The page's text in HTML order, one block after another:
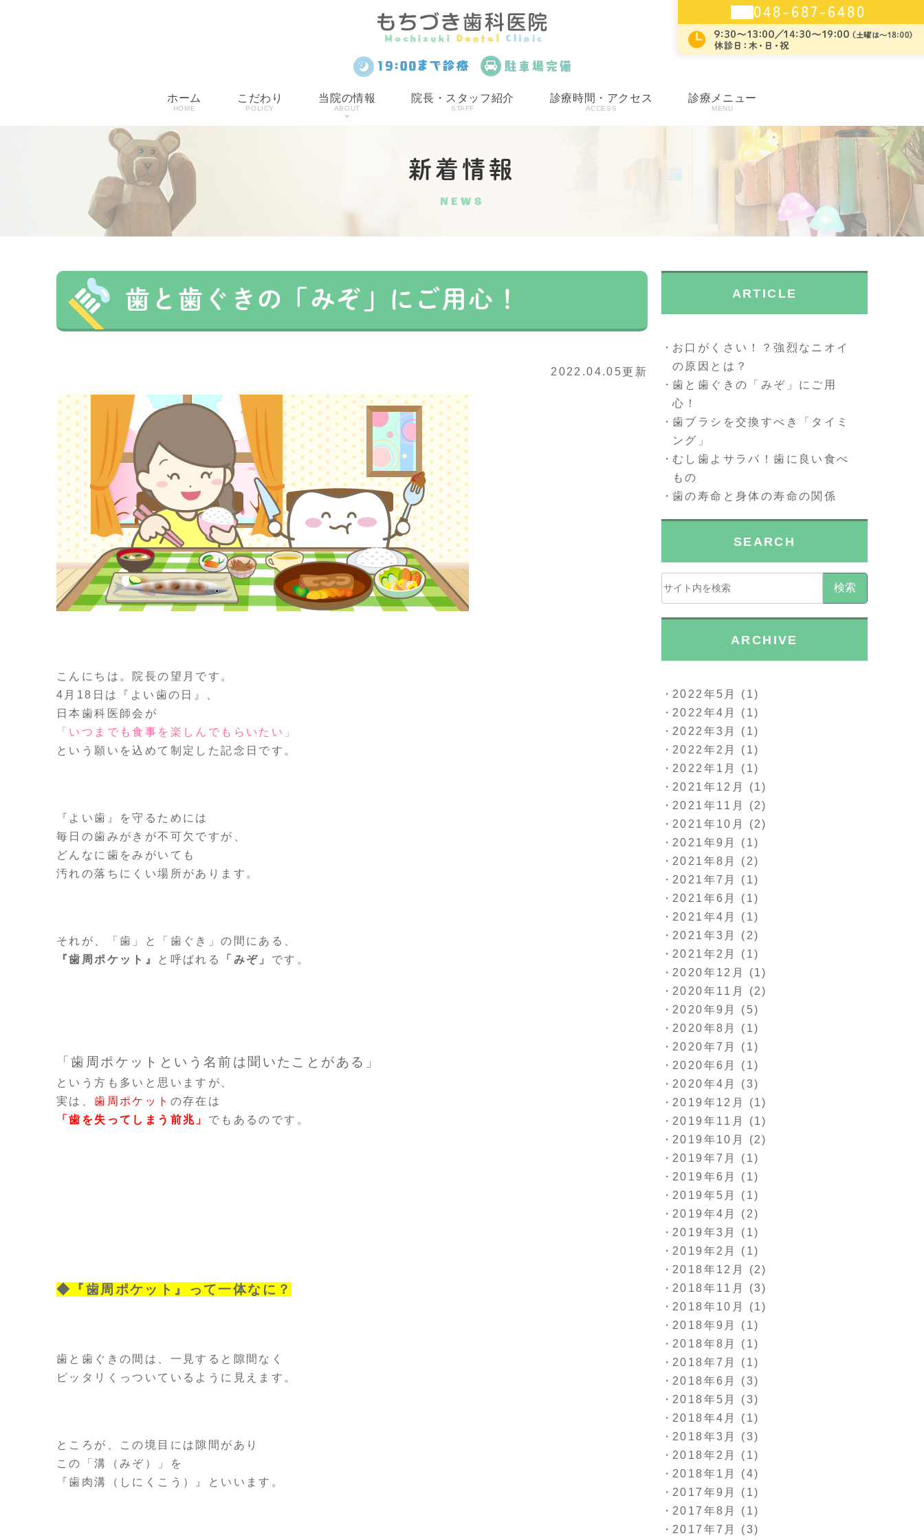
ホーム
HOME
こだわり
POLICY
当院の情報
ABOUT
院長・スタッフ紹介
STAFF
診療時間・アクセス
ACCESS
診療メニュー
MENU
新着情報
NEWS
歯と歯ぐきの「みぞ」にご用心！
2022.04.05更新
こんにちは。院長の望月です。
4月18日は『よい歯の日』、
日本歯科医師会が
「いつまでも食事を楽しんでもらいたい」
という願いを込めて制定した記念日です。
『よい歯』を守るためには
毎日の歯みがきが不可欠ですが、
どんなに歯をみがいても
汚れの落ちにくい場所があります。
それが、「歯」と「歯ぐき」の間にある、
『歯周ポケット』
と呼ばれる 「みぞ」 です。
「歯周ポケットという名前は聞いたことがある」
という方も多いと思いますが、
実は、歯周ポケット の存在は
「歯を失ってしまう前兆」 でもあるのです。
◆『歯周ポケット』って一体なに？
歯と歯ぐきの間は、一見すると隙間なく
ピッタリくっついているように見えます。
ところが、この境目には隙間があり
この「溝（みぞ）」を
『歯肉溝（しにくこう）』といいます。
ARTICLE
お口がくさい！？強烈なニオイ
の原因とは？
歯と歯ぐきの「みぞ」にご用
心！
歯ブラシを交換すべき「タイミ
ング」
むし歯よサラバ！歯に良い食べ
もの
歯の寿命と身体の寿命の関係
SEARCH
検索
ARCHIVE
2022年5月
(1)
2022年4月
(1)
2022年3月
(1)
2022年2月
(1)
2022年1月
(1)
2021年12月
(1)
2021年11月
(2)
2021年10月
(2)
2021年9月
(1)
2021年8月
(2)
2021年7月
(1)
2021年6月
(1)
2021年4月
(1)
2021年3月
(2)
2021年2月
(1)
2020年12月
(1)
2020年11月
(2)
2020年9月
(5)
2020年8月
(1)
2020年7月
(1)
2020年6月
(1)
2020年4月
(3)
2019年12月
(1)
2019年11月
(1)
2019年10月
(2)
2019年7月
(1)
2019年6月
(1)
2019年5月
(1)
2019年4月
(2)
2019年3月
(1)
2019年2月
(1)
2018年12月
(2)
2018年11月
(3)
2018年10月
(1)
2018年9月
(1)
2018年8月
(1)
2018年7月
(1)
2018年6月
(3)
2018年5月
(3)
2018年4月
(1)
2018年3月
(3)
2018年2月
(1)
2018年1月
(4)
2017年9月
(1)
2017年8月
(1)
2017年7月
(3)
048-687-6480